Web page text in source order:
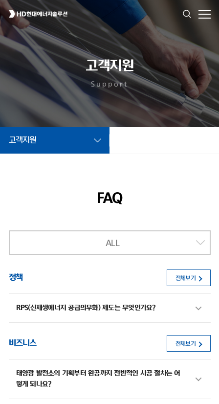
고객지원
Support
고객지원
FAQ
ALL
정책 전체보기
RPS(신재생에너지 공급의무화) 제도는 무엇인가요?
비즈니스 전체보기
태양광 발전소의 기획부터 완공까지 전반적인 시공 절차는 어
떻게 되나요?